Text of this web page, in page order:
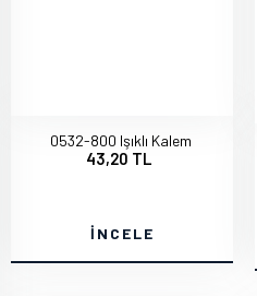
0532-800 Işıklı Kalem
43,20 TL
İNCELE